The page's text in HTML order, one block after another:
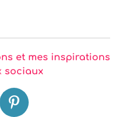
g
r
g
r
g
r
g
r
et mes inspirations
sociaux
P